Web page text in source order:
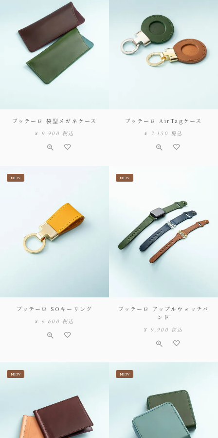
ブッテーロ 袋型メガネケース
¥ 9,900 税込
ブッテーロ AirTagケース
¥ 7,150 税込
NEW
ブッテーロ SOキーリング
¥ 6,600 税込
NEW
ブッテーロ アップルウォッチバ
ンド
¥ 9,900 税込
NEW NEW